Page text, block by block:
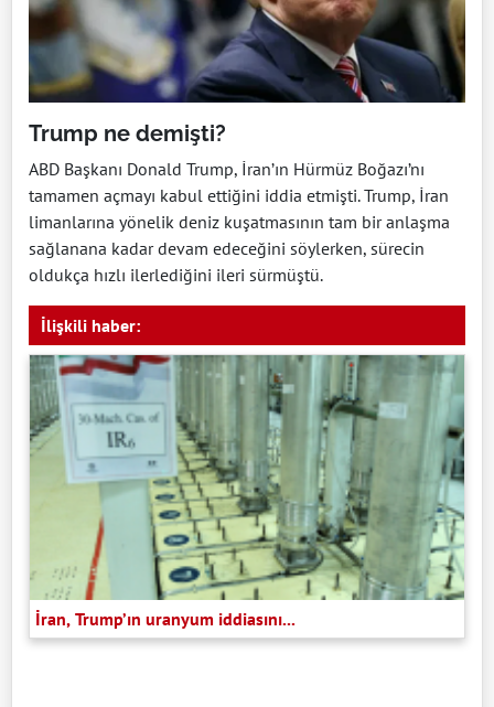
Trump ne demişti?
ABD Başkanı Donald Trump, İran’ın Hürmüz Boğazı’nı
tamamen açmayı kabul ettiğini iddia etmişti. Trump, İran
limanlarına yönelik deniz kuşatmasının tam bir anlaşma
sağlanana kadar devam edeceğini söylerken, sürecin
oldukça hızlı ilerlediğini ileri sürmüştü.
İlişkili haber:
İran, Trump’ın uranyum iddiasını...